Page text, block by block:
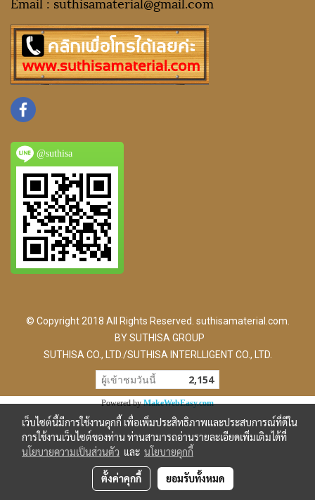
@suthisa
© Copyright 2018 All Rights Reserved. suthisamaterial.com.
BY SUTHISA GROUP
SUTHISA CO., LTD./SUTHISA INTERLLIGENT CO., LTD.
ผู้เข้าชมวันนี้ 2,154
Powered byMakeWebEasy.com
เว็บไซต์นี้มีการใช้งานคุกกี้ เพื่อเพิ่มประสิทธิภาพและประสบการณ์ที่ดีใน
การใช้งานเว็บไซต์ของท่าน ท่านสามารถอ่านรายละเอียดเพิ่มเติมได้ที่
นโยบายความเป็นส่วนตัว และ นโยบายคุกกี้
ตั้งค่าคุกกี้ ยอมรับทั้งหมด